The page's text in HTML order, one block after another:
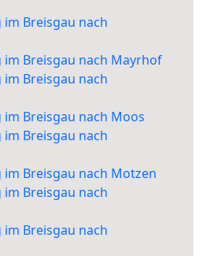
Breisgau nach
Breisgau nach Mayrhof
Breisgau nach
Breisgau nach Moos
Breisgau nach
Breisgau nach Motzen
Breisgau nach
Breisgau nach